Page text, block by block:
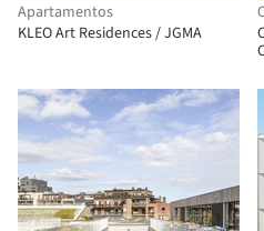
Apartamentos
KLEO Art Residences / JGMA